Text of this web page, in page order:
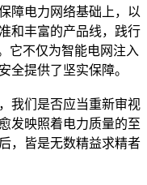
障电力网络基础上，以
和丰富的产品线，践行
它不仅为智能电网注入
全提供了坚实保障。
我们是否应当重新审视
发映照着电力质量的至
，皆是无数精益求精者